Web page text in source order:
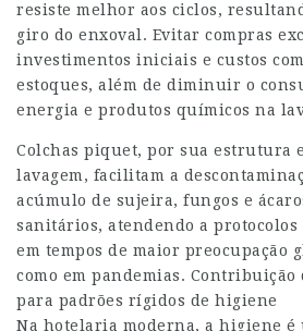
resiste melhor aos ciclos,
giro do enxoval. Evitar compras
investimentos iniciais e custos
estoques, além de diminuir o
energia e produtos químicos na
Colchas piquet, por sua estrutura
lavagem, facilitam a
acúmulo de sujeira, fungos e
sanitários, atendendo a
em tempos de maior preocupação
como em pandemias.
para padrões rígidos de higiene
Na hotelaria moderna, a higiene é